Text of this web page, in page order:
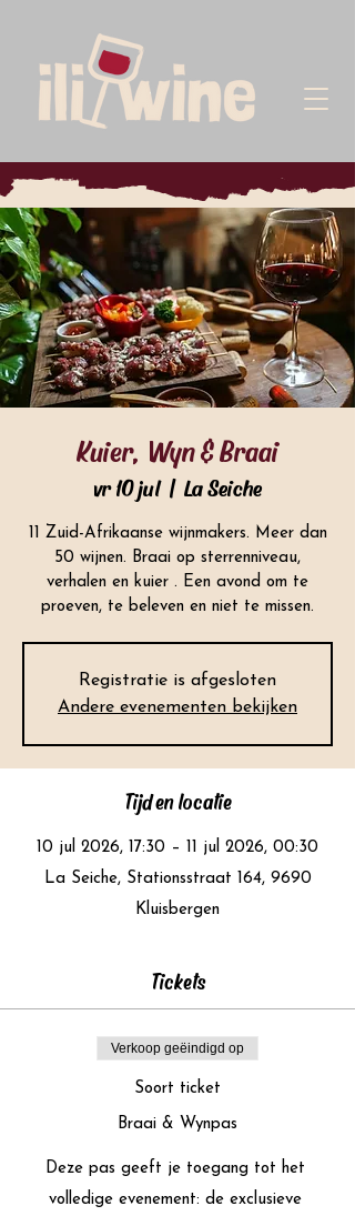
Kuier, Wyn & Braai
vr 10 jul
  |
La Seiche
11 Zuid-Afrikaanse wijnmakers. Meer dan
50 wijnen. Braai op sterrenniveau,
verhalen en kuier . Een avond om te
proeven, te beleven en niet te missen.
Registratie is afgesloten
Andere evenementen bekijken
Tijd en locatie
10 jul 2026, 17:30 – 11 jul 2026, 00:30
La Seiche, Stationsstraat 164, 9690
Kluisbergen
Tickets
Verkoop geëindigd op
Soort ticket
Braai & Wynpas
Deze pas geeft je toegang tot het
volledige evenement: de exclusieve